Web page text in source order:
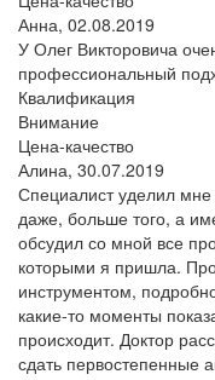
Анна, 02.08.2019
У Олег Викторовича
профессиональный
Квалификация
Внимание
Цена-качество
Алина, 30.07.2019
Специалист уделил мне
даже, больше того, а
обсудил со мной все
которыми я пришла.
инструментом,
какие-то моменты
происходит. Доктор
сдать первостепенные